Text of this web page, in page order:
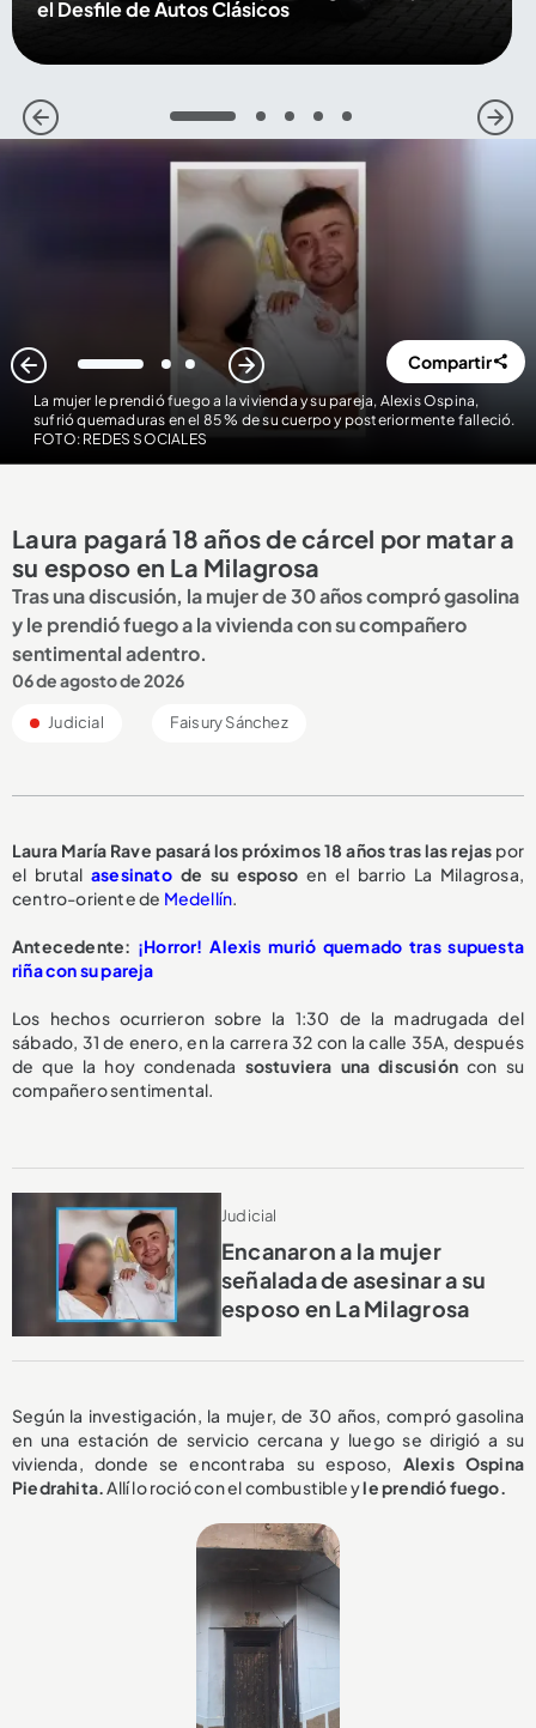
el Desfile de Autos Clásicos
1 2 3 4 5
La mujer le prendió fuego a la vivienda y su pareja, Alexis Ospina,
sufrió quemaduras en el 85 % de su cuerpo y posteriormente falleció.
FOTO: REDES SOCIALES
1 2 3 Compartir
Laura pagará 18 años de cárcel por matar a
su esposo en La Milagrosa
Tras una discusión, la mujer de 30 años compró gasolina
y le prendió fuego a la vivienda con su compañero
sentimental adentro.
06 de agosto de 2026
Judicial Faisury Sánchez
Laura María Rave pasará lospróximos 18 añostras las rejas por
el brutalasesinatode su esposo en el barrio La Milagrosa,
centro-oriente de Medellín.
Antecedente: ¡Horror! Alexis murió quemado tras supuesta
riña con su pareja
Los hechos ocurrieron sobre la 1:30 de la madrugada del
sábado, 31 de enero, en la carrera 32 con la calle 35A, después
de que la hoy condenada sostuviera una discusión con su
compañero sentimental.
Judicial
Encanaron a la mujer
señalada de asesinar a su
esposo en La Milagrosa
Según la investigación, la mujer, de 30 años, compró gasolina
en una estación de servicio cercana y luego se dirigió a su
vivienda, donde se encontraba su esposo, Alexis Ospina
Piedrahita.Allí lo roció con el combustible yle prendió fuego.